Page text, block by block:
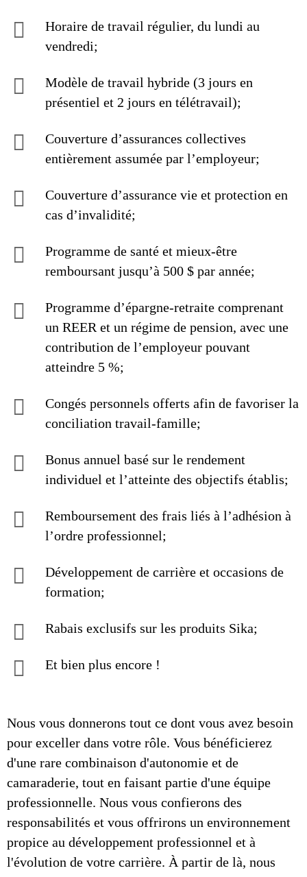
Horaire de travail régulier, du lundi au
vendredi;
Modèle de travail hybride (3 jours en
présentiel et 2 jours en télétravail);
Couverture d’assurances collectives
entièrement assumée par l’employeur;
Couverture d’assurance vie et protection en
cas d’invalidité;
Programme de santé et mieux-être
remboursant jusqu’à 500 $ par année;
Programme d’épargne-retraite comprenant
un REER et un régime de pension, avec une
contribution de l’employeur pouvant
atteindre 5 %;
Congés personnels offerts afin de favoriser la
conciliation travail-famille;
Bonus annuel basé sur le rendement
individuel et l’atteinte des objectifs établis;
Remboursement des frais liés à l’adhésion à
l’ordre professionnel;
Développement de carrière et occasions de
formation;
Rabais exclusifs sur les produits Sika;
Et bien plus encore !
Nous vous donnerons tout ce dont vous avez besoin
pour exceller dans votre rôle. Vous bénéficierez
d'une rare combinaison d'autonomie et de
camaraderie, tout en faisant partie d'une équipe
professionnelle. Nous vous confierons des
responsabilités et vous offrirons un environnement
propice au développement professionnel et à
l'évolution de votre carrière. À partir de là, nous